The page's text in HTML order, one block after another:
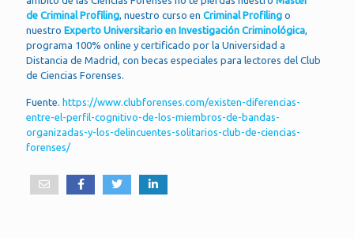
de Criminal Profiling, nuestro curso en Criminal Profiling o
nuestro Experto Universitario en Investigación Criminológica,
programa 100% online y certificado por la Universidad a
Distancia de Madrid, con becas especiales para lectores del Club
de Ciencias Forenses.
Fuente. https://www.clubforenses.com/existen-diferencias-
entre-el-perfil-cognitivo-de-los-miembros-de-bandas-
organizadas-y-los-delincuentes-solitarios-club-de-ciencias-
forenses/